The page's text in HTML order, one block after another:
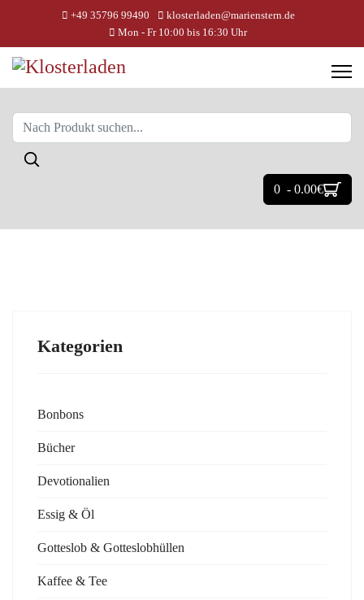
+49 35796 99490
klosterladen@marienstern.de
Mon - Fr 10:00 bis 16:30 Uhr
0 - 0.00‎€
Kategorien
Bonbons
Bücher
Devotionalien
Essig & Öl
Gotteslob & Gotteslobhüllen
Kaffee & Tee